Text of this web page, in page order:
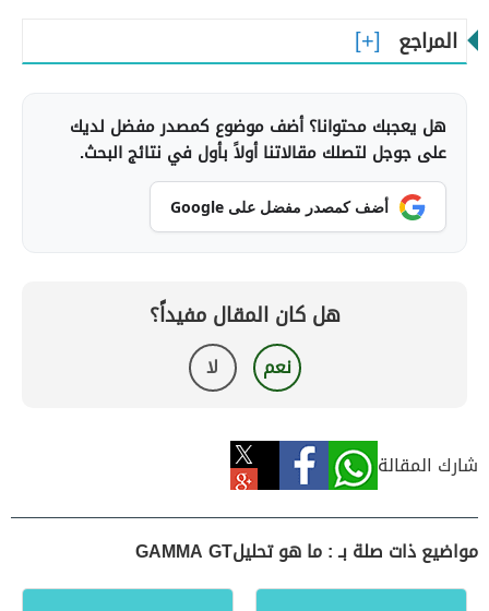
المراجع
هل يعجبك محتوانا؟ أضف موضوع كمصدر مفضل لديك
على جوجل لتصلك مقالاتنا أولاً بأول في نتائج البحث.
أضف كمصدر مفضل على Google
هل كان المقال مفيداً؟
نعم لا
شارك المقالة
مواضيع ذات صلة بـ : ما هو تحليلGAMMA GT